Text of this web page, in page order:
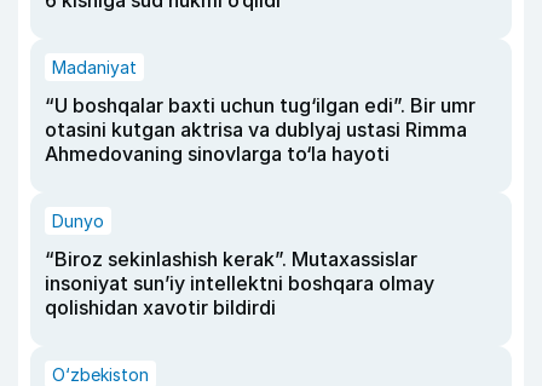
Madaniyat
“U boshqalar baxti uchun tug‘ilgan edi”. Bir umr
otasini kutgan aktrisa va dublyaj ustasi Rimma
Ahmedovaning sinovlarga to‘la hayoti
Dunyo
“Biroz sekinlashish kerak”. Mutaxassislar
insoniyat sun’iy intellektni boshqara olmay
qolishidan xavotir bildirdi
O‘zbekiston